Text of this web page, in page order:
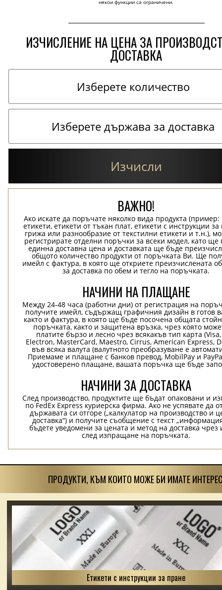
някои функции са ограничени.
ИЗЧИСЛЕНИЕ НА ЦЕНА ЗА
ДОСТАВКА
Изчисли
ВАЖНО!
Ако искате да поръчате няколко вида продукта
етикети, етикети от тъкан плат, етикети с инструкции
грижа или разнообразие от текстилни етикети и т.н.),
регистрирате отделни поръчки за всеки модел, като ще
единна доставна цена и доставката ще бъде
общото количество продукти от поръчката Ви. Ще
имейл с фактура, в която ще откриете преизчислената
за доставка по обем и тегло на поръчката.
НАЧИНИ НА ПЛАЩАНЕ
Между 24-48 часа (работни дни) от регистрация на
получите имейл, съдържащ графичния дизайн в готов
както и фактура, в която ще бъде посочена общата
поръчката, както и защитена връзка, чрез която
платите бързо и лесно чрез всякакъв тип карта
Electron, MasterCard, Maestro, Cirrus, American Express,
във всяка валута (валутното преобразуване е
Приемаме и плащане с банков превод, MobilPay и
удостоверено плащане, вашата поръчка ще бъде
НАЧИНИ ЗА ДОСТАВКА
След производство, продуктите ще бъдат опаковани и
по FedEx Express куриерска фирма. Ако не успявате да
държавата си отгоре („калкулатор на производство и
доставка“) и получите съобщение с текст
бъдете уведомени за цената и метод на доставка чрез
след изпращане на поръчката.
ПРОДУКТИ, КЪМ КОИТО МОЖЕ БИ ИМАТЕ
Етикети с инструкции за пране